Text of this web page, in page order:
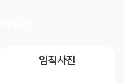
임직사진